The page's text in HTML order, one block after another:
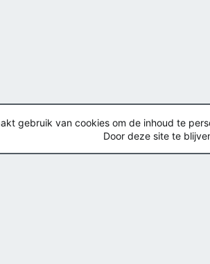
gebruik van cookies om de inhoud te
Door deze site te